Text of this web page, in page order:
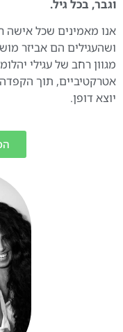
וגבר, בכל גיל.
אנו מאמינים שכל אישה
ושהעגילים הם אביזר
מגוון רחב של עגילי
אטרקטיביים, תוך
יוצא דופן.